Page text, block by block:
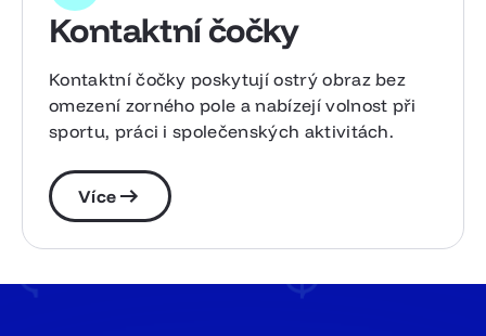
Kontaktní čočky
Kontaktní čočky poskytují ostrý obraz bez
omezení zorného pole a nabízejí volnost při
sportu, práci i společenských aktivitách.
Více